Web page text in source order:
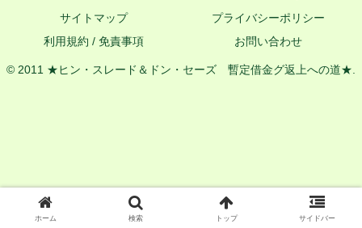
サイトマップ
プライバシーポリシー
利用規約 / 免責事項
お問い合わせ
© 2011 ★ヒン・スレード＆ドン・セーズ 暫定借金グ返上への道★.
ホーム 検索 トップ サイドバー